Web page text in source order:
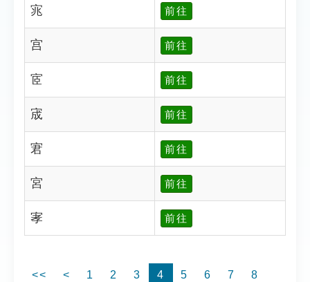
宨 前往
宫 前往
宧 前往
宬 前往
宭 前往
宮 前往
宯 前往
<< < 1 2 3 4 5 6 7
8